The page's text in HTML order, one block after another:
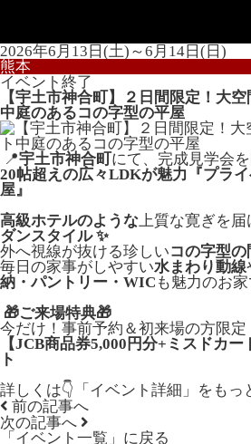
2026年6月13日(土)～6月14日(日)
熊本
イベント終了
【宇土市神合町】２日間限定！大
中庭のあるコの字型の平屋
📍宇土市神合町にて、完成見学会
20帖超えの広々LDKが魅力
『プラ
屋』
高級ホテルのような上質な寛ぎを届
ダンスタイル✨
外へ視線が抜ける珍しいコの字型の
毎日の家事がしやすい水まわり動線
納・パントリー・WIC も魅力のお家
🎁ご来場特典🎁
今だけ！事前予約＆初来場の方限定
【JCB商品券5,000円分+ミスドカ
ト
詳しくは👇「イベント詳細」をもっ
前の記事へ
次の記事へ
「イベント一覧」 に戻る